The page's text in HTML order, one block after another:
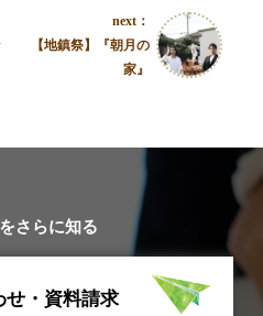
next：
【地鎮祭】『朝月の
家』
さらに知る
せ・資料請求